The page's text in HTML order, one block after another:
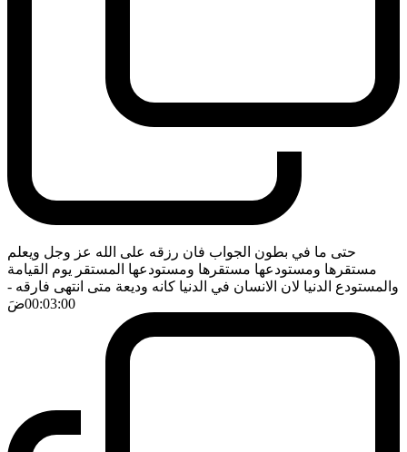
حتى ما في بطون الجواب فان رزقه على الله عز وجل ويعلم
مستقرها ومستودعها مستقرها ومستودعها المستقر يوم القيامة
والمستودع الدنيا لان الانسان في الدنيا كانه وديعة متى انتهى فارقه -
00:03:00ضَ